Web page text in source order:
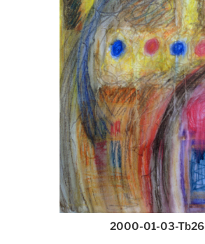
2000-01-03-Tb26